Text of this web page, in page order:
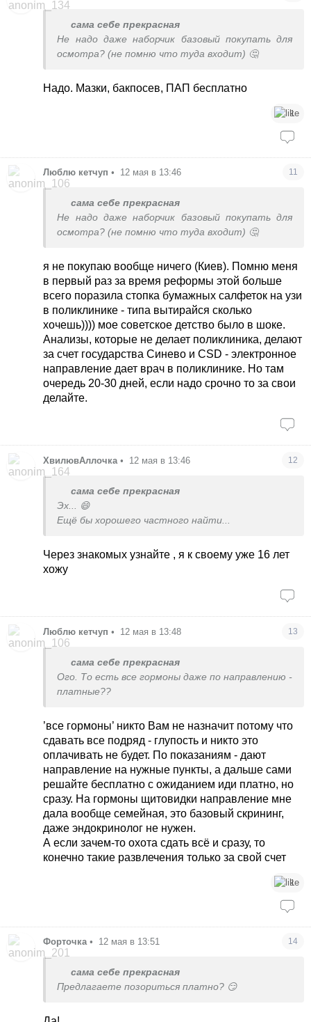
сама себе прекрасная
Не надо даже наборчик базовый покупать для
осмотра? (не помню что туда входит) 🤔
Надо. Мазки, бакпосев, ПАП бесплатно
1
Люблю кетчуп • 12 мая в 13:46 11
сама себе прекрасная
Не надо даже наборчик базовый покупать для
осмотра? (не помню что туда входит) 🤔
я не покупаю вообще ничего (Киев). Помню меня
в первый раз за время реформы этой больше
всего поразила стопка бумажных салфеток на узи
в поликлинике - типа вытирайся сколько
хочешь)))) мое советское детство было в шоке.
Анализы, которые не делает поликлиника, делают
за счет государства Синево и CSD - электронное
направление дает врач в поликлинике. Но там
очередь 20-30 дней, если надо срочно то за свои
делайте.
ХвилювАллочка • 12 мая в 13:46 12
сама себе прекрасная
Эх... 😄
Ещё бы хорошего частного найти...
Через знакомых узнайте , я к своему уже 16 лет
хожу
Люблю кетчуп • 12 мая в 13:48 13
сама себе прекрасная
Ого. То есть все гормоны даже по направлению -
платные??
’все гормоны’ никто Вам не назначит потому что
сдавать все подряд - глупость и никто это
оплачивать не будет. По показаниям - дают
направление на нужные пункты, а дальше сами
решайте бесплатно с ожиданием иди платно, но
сразу. На гормоны щитовидки направление мне
дала вообще семейная, это базовый скрининг,
даже эндокринолог не нужен.
А если зачем-то охота сдать всё и сразу, то
конечно такие развлечения только за свой счет
1
Форточка • 12 мая в 13:51 14
сама себе прекрасная
Предлагаете позориться платно? 😏